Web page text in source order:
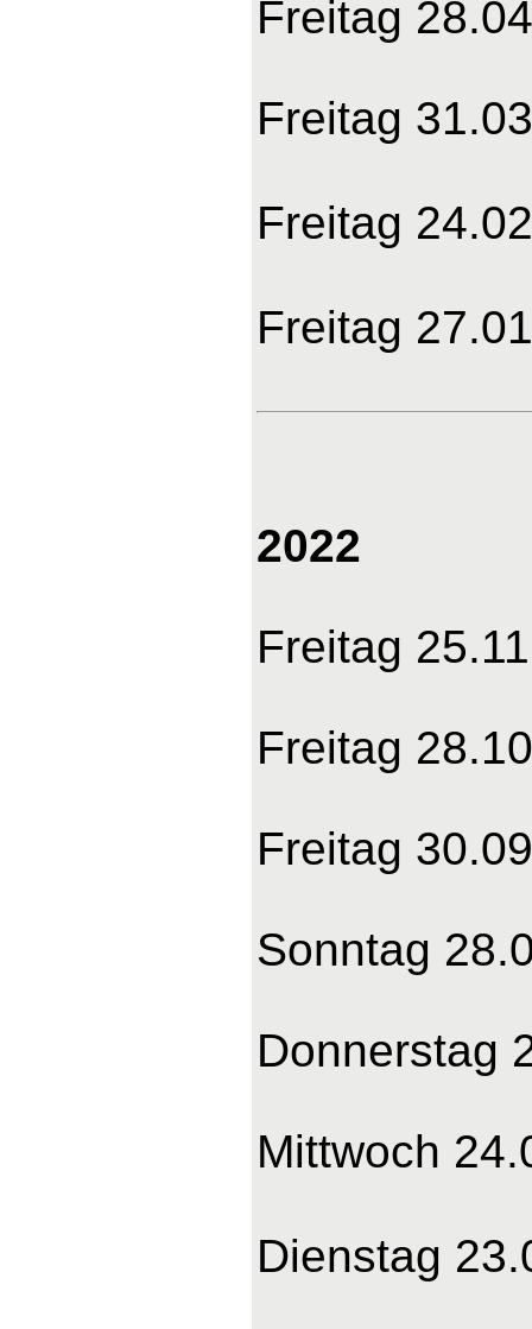
Freitag
Freitag
Freitag
Freitag
2022
Freitag
Freitag
Freitag
Sonntag
Donnerstag
Mittwoch
Dienstag